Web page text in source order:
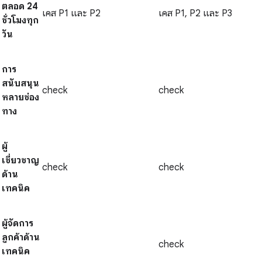
ตลอด 24
ชั่วโมงทุก
วัน
เคส P1 และ P2 เคส P1, P2 และ P3
การ
สนับสนุน
หลายช่อง
ทาง
check check
ผู้
เชี่ยวชาญ
ด้าน
เทคนิค
check check
ผู้จัดการ
ลูกค้าด้าน
เทคนิค
check